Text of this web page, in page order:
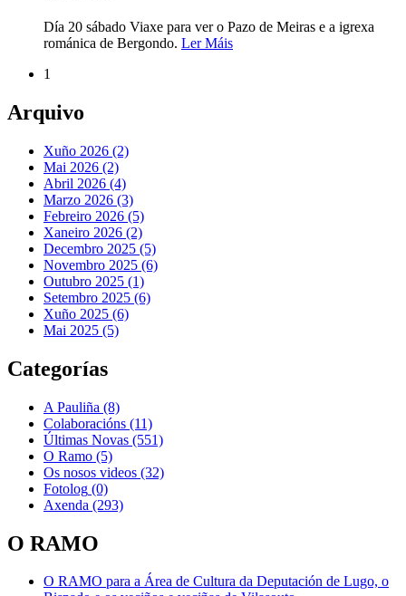
Día 20 sábado Viaxe para ver o Pazo de Meiras e a igrexa
románica de Bergondo. Ler Máis
1
Arquivo
Xuño 2026 (2)
Mai 2026 (2)
Abril 2026 (4)
Marzo 2026 (3)
Febreiro 2026 (5)
Xaneiro 2026 (2)
Decembro 2025 (5)
Novembro 2025 (6)
Outubro 2025 (1)
Setembro 2025 (6)
Xuño 2025 (6)
Mai 2025 (5)
Categorías
A Pauliña (8)
Colaboracións (11)
Últimas Novas (551)
O Ramo (5)
Os nosos videos (32)
Fotolog (0)
Axenda (293)
O RAMO
O RAMO para a Área de Cultura da Deputación de Lugo, o